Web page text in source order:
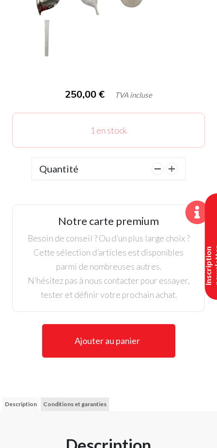
I
n
s
c
r
i
p
t
i
o
n
n
e
w
s
l
e
t
t
e
250,00 € TVA incluse
1 en stock
Quantité
quantité
Notre carte premium
Besoin de conseil ? Ou d’un plus large choix ?
Cette sélection d’articles est disponibles
parmi de nombreuses autres.
N’hésitez pas à nous contacter pour essayer,
tester et définir votre prochain achat.
Ajouter au panier
Description Conditions et garanties